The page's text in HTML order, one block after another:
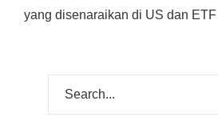
yang disenaraikan di US dan ETF